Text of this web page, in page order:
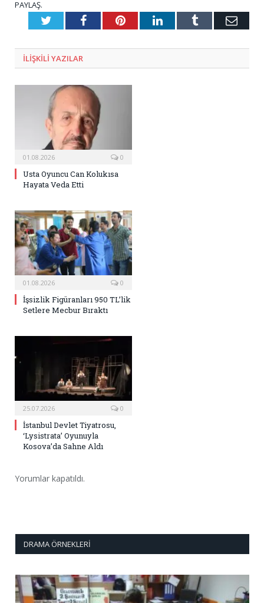
PAYLAŞ.
TwitterFacebookPinterestLinkedInTumblr E-
ILIŞKILI YAZILAR
01.08.2026 0
Usta Oyuncu Can Kolukısa
Hayata Veda Etti
01.08.2026 0
İşsizlik Figüranları 950 TL’lik
Setlere Mecbur Bıraktı
25.07.2026 0
İstanbul Devlet Tiyatrosu,
‘Lysistrata’ Oyunuyla
Kosova’da Sahne Aldı
Yorumlar kapatıldı.
DRAMA ÖRNEKLERI